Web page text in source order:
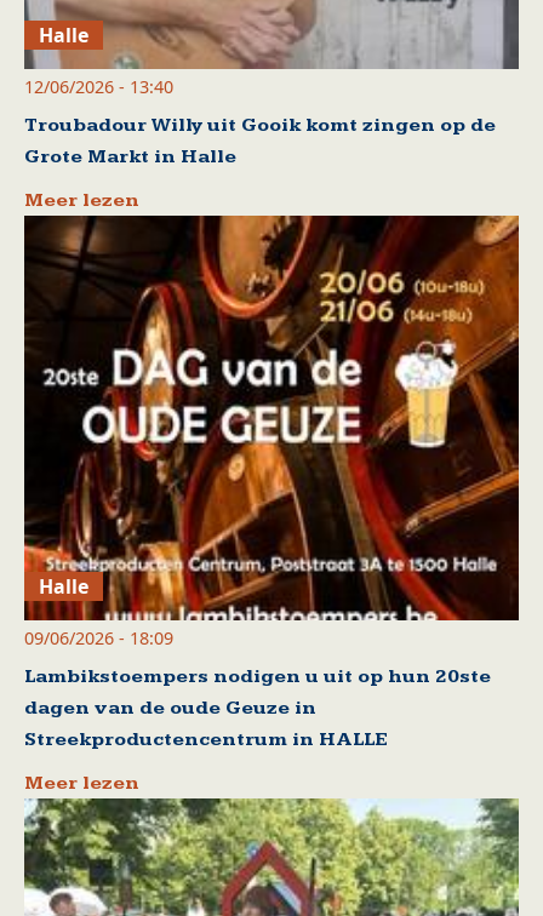
Halle
12/06/2026 - 13:40
Troubadour Willy uit Gooik komt zingen op de
Grote Markt in Halle
Meer lezen
Halle
09/06/2026 - 18:09
Lambikstoempers nodigen u uit op hun 20ste
dagen van de oude Geuze in
Streekproductencentrum in HALLE
Meer lezen